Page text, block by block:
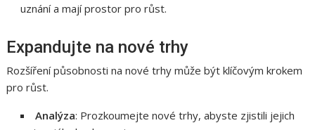
uznání a mají prostor pro růst.
Expandujte na nové trhy
Rozšíření působnosti na nové trhy může být klíčovým krokem
pro růst.
Analýza: Prozkoumejte nové trhy, abyste zjistili jejich